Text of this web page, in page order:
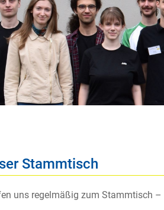
Stammtisch
uns regelmäßig zum Stammtisch